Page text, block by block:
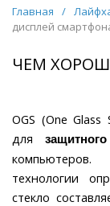
Главная /
дисплей
ЧЕМ ХОРОШ
OGS (One
для
технологии
стекло